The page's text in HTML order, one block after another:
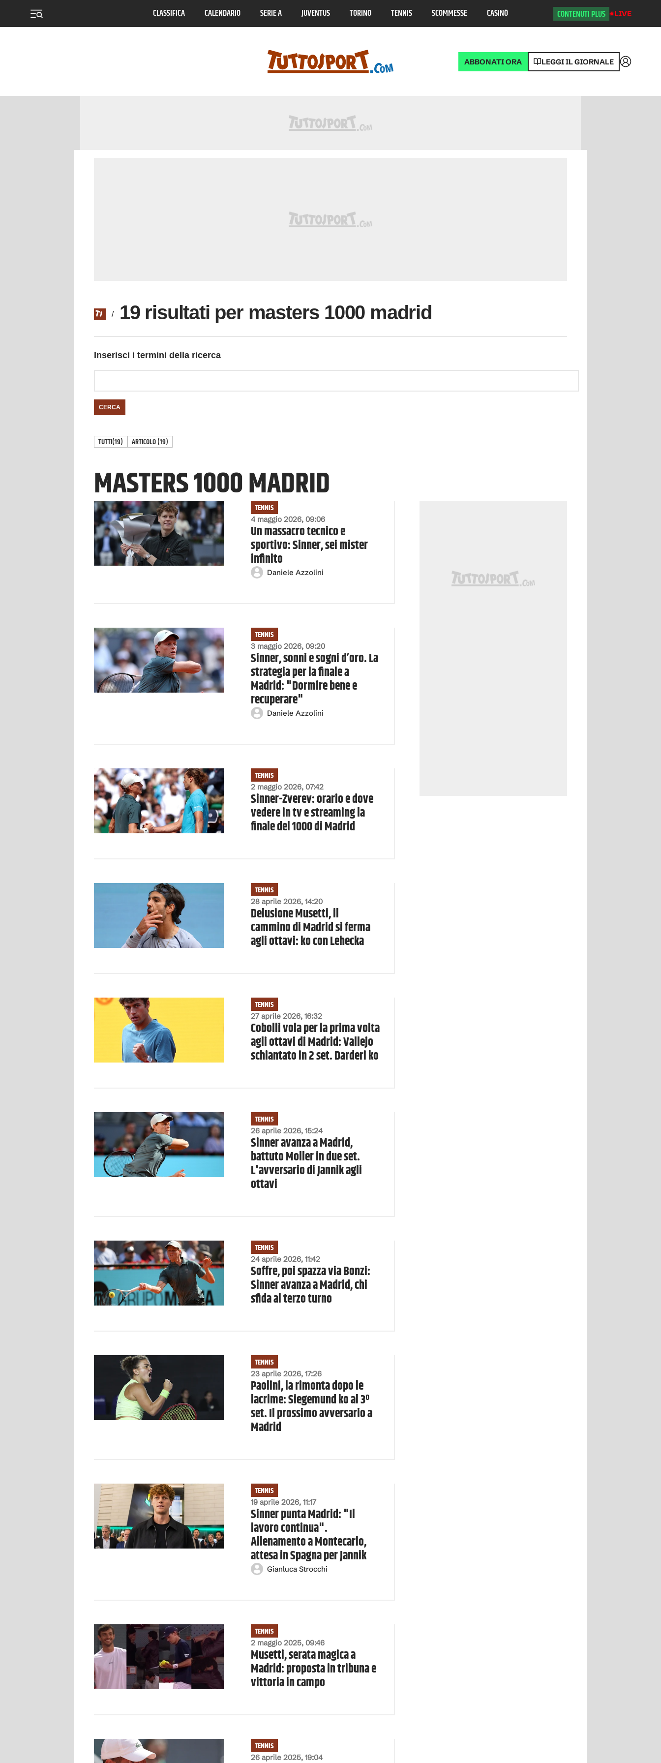
CLASSIFICA CALENDARIO SERIE A JUVENTUS TORINO TENNIS SCOMMESSE CASINÒ CONTENUTI PLUS LIVE
ABBONATI ORA LEGGI IL GIORNALE Accedi
/ 19 risultati per masters 1000 madrid
Inserisci i termini della ricerca
CERCA
TUTTI(19) ARTICOLO(19)
MASTERS 1000 MADRID
4 maggio 2026, 09:06
TENNIS
Un massacro tecnico e
sportivo: Sinner, sei mister
infinito
Daniele Azzolini
3 maggio 2026, 09:20
TENNIS
Sinner, sonni e sogni d’oro. La
strategia per la finale a
Madrid: "Dormire bene e
recuperare"
Daniele Azzolini
2 maggio 2026, 07:42
TENNIS
Sinner-Zverev: orario e dove
vedere in tv e streaming la
finale del 1000 di Madrid
28 aprile 2026, 14:20
TENNIS
Delusione Musetti, il
cammino di Madrid si ferma
agli ottavi: ko con Lehecka
27 aprile 2026, 16:32
TENNIS
Cobolli vola per la prima volta
agli ottavi di Madrid: Vallejo
schiantato in 2 set. Darderi ko
26 aprile 2026, 15:24
TENNIS
Sinner avanza a Madrid,
battuto Moller in due set.
L'avversario di Jannik agli
ottavi
24 aprile 2026, 11:42
TENNIS
Soffre, poi spazza via Bonzi:
Sinner avanza a Madrid, chi
sfida al terzo turno
23 aprile 2026, 17:26
TENNIS
Paolini, la rimonta dopo le
lacrime: Siegemund ko al 3º
set. Il prossimo avversario a
Madrid
19 aprile 2026, 11:17
TENNIS
Sinner punta Madrid: "Il
lavoro continua".
Allenamento a Montecarlo,
attesa in Spagna per Jannik
Gianluca Strocchi
2 maggio 2025, 09:46
TENNIS
Musetti, serata magica a
Madrid: proposta in tribuna e
vittoria in campo
26 aprile 2025, 19:04
TENNIS